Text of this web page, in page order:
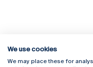
Rua Diogo Botelho 1327
We use cookies
We may place these for